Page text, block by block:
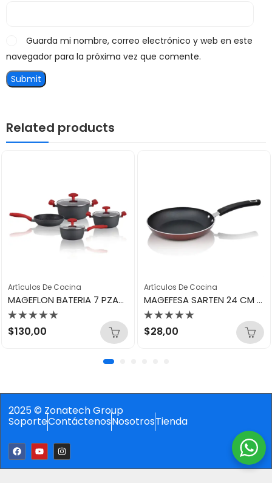
Guarda mi nombre, correo electrónico y web en este
navegador para la próxima vez que comente.
Related products
Artículos De Cocina
MAGEFLON BATERIA 7 PZAS – VULCANO ANODIZADO 45880
Valorado
con
$130,00
Artículos De Cocina
MAGEFESA SARTEN 24 CM BASIC 15585
Valorado
con
$28,00
2025 © Zonatech Group
SoporteContáctenosNosotrosTienda